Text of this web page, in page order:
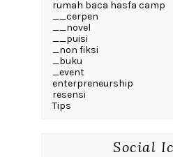
rumah baca hasfa camp
__cerpen
__novel
__puisi
_non fiksi
_buku
_event
enterpreneurship
resensi
Tips
Social